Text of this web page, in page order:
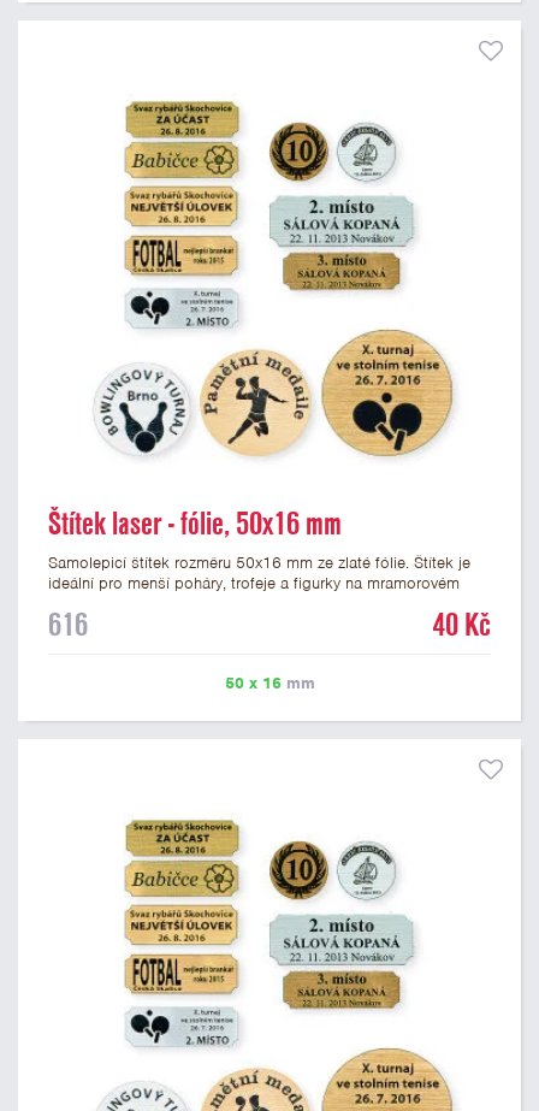
Štítek laser - fólie, 50x16 mm
Samolepicí štítek rozměru 50x16 mm ze zlaté fólie. Štítek je
ideální pro menší poháry, trofeje a figurky na mramorovém
nebo text. U textu doporučujeme maximálně 3 řádky, aby byla
možné přiložit v prvním kroku objednávky.
616 40 Kč
50 x 16mm